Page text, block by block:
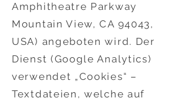
Amphitheatre Parkway
Mountain View, CA 94043,
USA) angeboten wird. Der
Dienst (Google Analytics)
verwendet „Cookies“ –
Textdateien, welche auf